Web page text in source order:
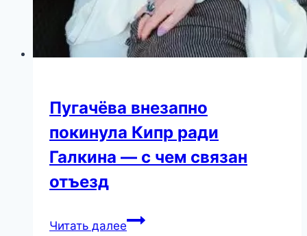
Пугачёва внезапно
покинула Кипр ради
Галкина — с чем связан
отъезд
Читать далееПугачёва